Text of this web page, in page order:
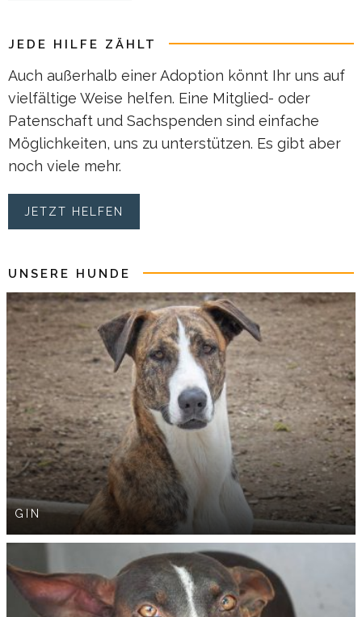
JEDE HILFE ZÄHLT
Auch außerhalb einer Adoption könnt Ihr uns auf
vielfältige Weise helfen. Eine Mitglied- oder
Patenschaft und Sachspenden sind einfache
Möglichkeiten, uns zu unterstützen. Es gibt aber
noch viele mehr.
JETZT HELFEN
UNSERE HUNDE
GIN